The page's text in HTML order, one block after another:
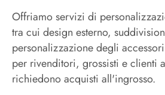
Offriamo servizi di
tra cui design esterno,
personalizzazione degli
per rivenditori, grossisti e clienti
richiedono acquisti all'ingrosso.